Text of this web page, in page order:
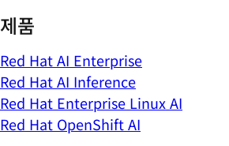
제품
Red Hat AI Enterprise
Red Hat AI Inference
Red Hat Enterprise Linux AI
Red Hat OpenShift AI